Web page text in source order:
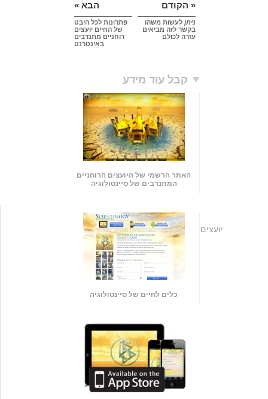
« הקודם
ניתן לעשות משהו
בקשר לזה מביאים
עזרה לכולם
הבא »
פתרונות לכל היבט
של החיים יועצים
רוחניים מתנדבים
באינטרנט
קבל עוד מידע
האתר הרשמי של היועצים הרוחניים
המתנדבים של סיינטולוגיה
כלים לחיים של סיינטולוגיה
יועצים